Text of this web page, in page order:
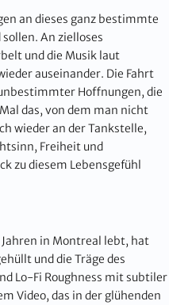
an dieses ganz bestimmte
An zielloses
und die Musik laut
auseinander. Die Fahrt
Hoffnungen, die
das, von dem man nicht
wieder an der Tankstelle,
Freiheit und
zu diesem Lebensgefühl
in Montreal lebt, hat
und die Träge des
Lo-Fi Roughness mit subtiler
Video, das in der glühenden